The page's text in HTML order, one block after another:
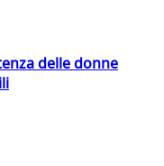
delle donne